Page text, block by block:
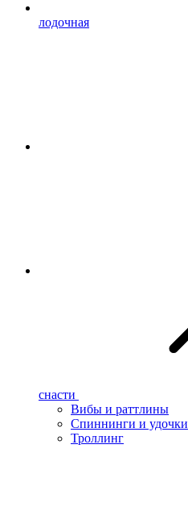
лодочная
снасти
Вибы и раттлины
Спиннинги и удочки
Троллинг